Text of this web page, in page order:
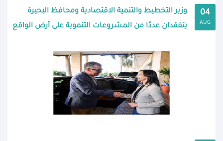
04
AUG
وزير التخطيط والتنمية الاقتصادية ومحافظ البحيرة
يتفقدان عددًا من المشروعات التنموية على أرض الواقع